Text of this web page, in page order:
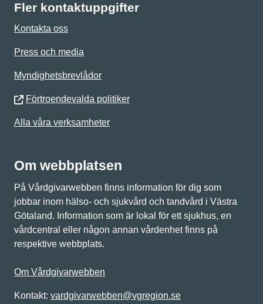
Fler kontaktuppgifter
Kontakta oss
Press och media
Myndighetsbrevlådor
Förtroendevalda politiker
Alla våra verksamheter
Om webbplatsen
På Vårdgivarwebben finns information för dig som
jobbar inom hälso- och sjukvård och tandvård i Västra
Götaland. Information som är lokal för ett sjukhus, en
vårdcentral eller någon annan vårdenhet finns på
respektive webbplats.
Om Vårdgivarwebben
Kontakt: vardgivarwebben@vgregion.se